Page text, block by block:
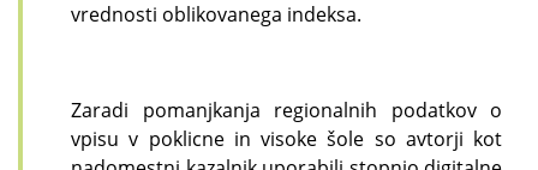
vrednosti oblikovanega indeksa.
Zaradi pomanjkanja regionalnih podatkov o
vpisu v poklicne in visoke šole so avtorji kot